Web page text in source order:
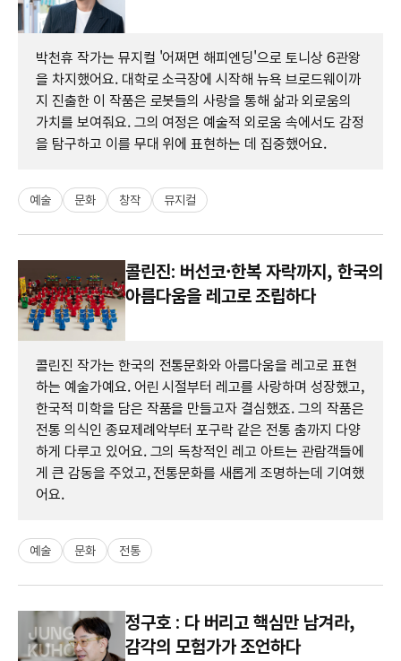
박천휴 작가는 뮤지컬 '어쩌면 해피엔딩'으로 토니상 6관왕
을 차지했어요. 대학로 소극장에 시작해 뉴욕 브로드웨이까
지 진출한 이 작품은 로봇들의 사랑을 통해 삶과 외로움의
가치를 보여줘요. 그의 여정은 예술적 외로움 속에서도 감정
을 탐구하고 이를 무대 위에 표현하는 데 집중했어요.
예술 문화 창작 뮤지컬
콜린진: 버선코·한복 자락까지, 한국의
아름다움을 레고로 조립하다
콜린진 작가는 한국의 전통문화와 아름다움을 레고로 표현
하는 예술가예요. 어린 시절부터 레고를 사랑하며 성장했고,
한국적 미학을 담은 작품을 만들고자 결심했죠. 그의 작품은
전통 의식인 종묘제례악부터 포구락 같은 전통 춤까지 다양
하게 다루고 있어요. 그의 독창적인 레고 아트는 관람객들에
게 큰 감동을 주었고, 전통문화를 새롭게 조명하는데 기여했
어요.
예술 문화 전통
정구호 : 다 버리고 핵심만 남겨라,
감각의 모험가가 조언하다